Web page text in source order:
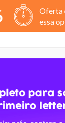
Oferta
essa